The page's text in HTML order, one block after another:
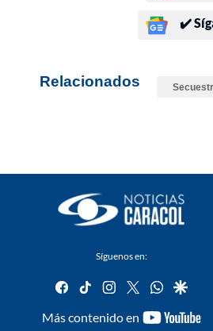
✔️
Relacionados
Síguenos en:
facebook
tiktok instagram
twitter
Más contenido en